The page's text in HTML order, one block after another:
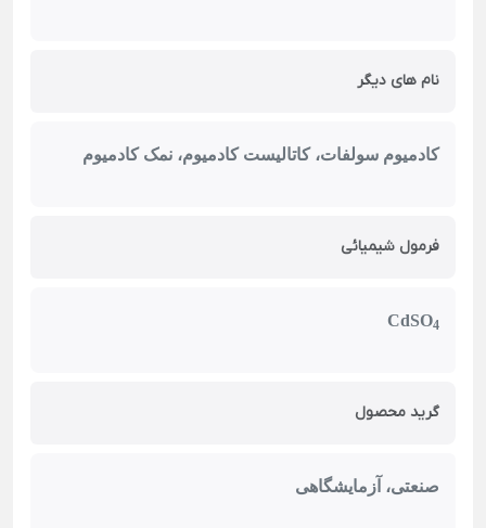
نام های دیگر
کادمیوم سولفات، کاتالیست کادمیوم، نمک کادمیوم
فرمول شیمیائی
CdSO4
گرید محصول
صنعتی، آزمایشگاهی